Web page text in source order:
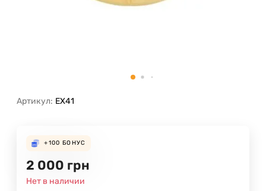
Артикул: EX41
+100 БОНУС
2 000 грн
Нет в наличии